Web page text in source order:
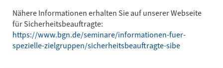
Nähere Informationen erhalten Sie auf unserer Webseite
für Sicherheitsbeauftragte:
https://www.bgn.de/seminare/informationen-fuer-
spezielle-zielgruppen/sicherheitsbeauftragte-sibe